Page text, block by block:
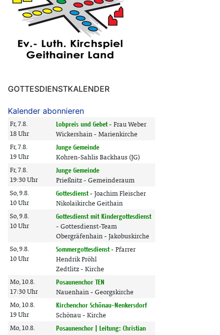
GOTTESDIENSTKALENDER
Kalender abonnieren